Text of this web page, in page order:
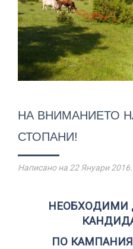
НА ВНИМАНИЕТО
СТОПАНИ!
Написано на 22 Януари 2016
НЕОБХОДИМИ
ПО КАМПАНИЯ